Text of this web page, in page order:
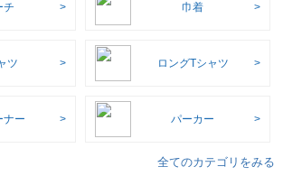
チ 巾着
ツ ロングTシャツ
ナー パーカー
全てのカテゴリをみる